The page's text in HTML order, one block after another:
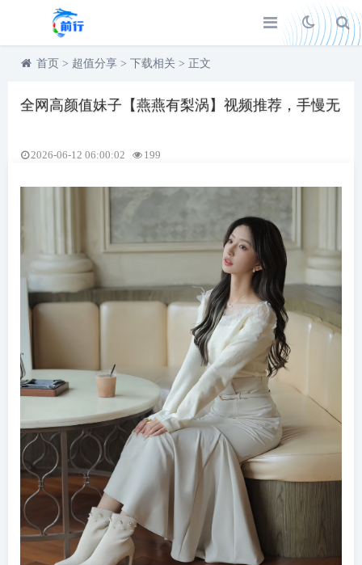
首页 > 超值分享 > 下载相关 > 正文
全网高颜值妹子【燕燕有梨涡】视频推荐，手慢无
2026-06-12 06:00:02 199